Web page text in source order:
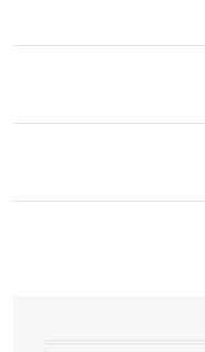
التي ارتبطت
ومصر خاصة، حيث يحرص